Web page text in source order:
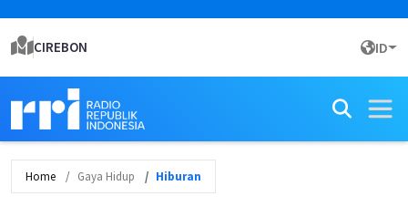
CIREBON ID
Home Gaya Hidup Hiburan